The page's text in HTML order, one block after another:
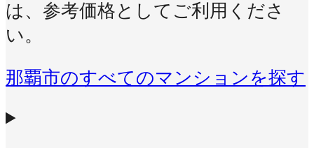
は、参考価格としてご利用くださ
い。
那覇市のすべてのマンションを探す